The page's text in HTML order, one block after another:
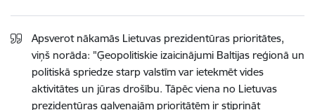
Apsverot nākamās Lietuvas prezidentūras prioritātes,
viņš norāda: "Ģeopolitiskie izaicinājumi Baltijas reģionā un
politiskā spriedze starp valstīm var ietekmēt vides
aktivitātes un jūras drošību. Tāpēc viena no Lietuvas
prezidentūras galvenajām prioritātēm ir stiprināt